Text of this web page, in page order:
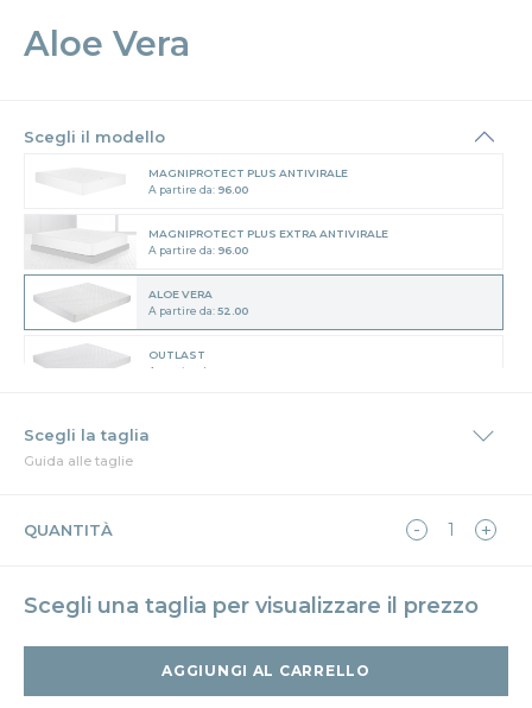
Aloe Vera
Scegli il modello
MAGNIPROTECT PLUS ANTIVIRALE
A partire da: 96.00
MAGNIPROTECT PLUS EXTRA ANTIVIRALE
A partire da: 96.00
ALOE VERA
A partire da:52.00
OUTLAST
A partire da:
Guida alle taglie
QUANTITÀ
Scegli una taglia per visualizzare il prezzo
AGGIUNGI AL CARRELLO